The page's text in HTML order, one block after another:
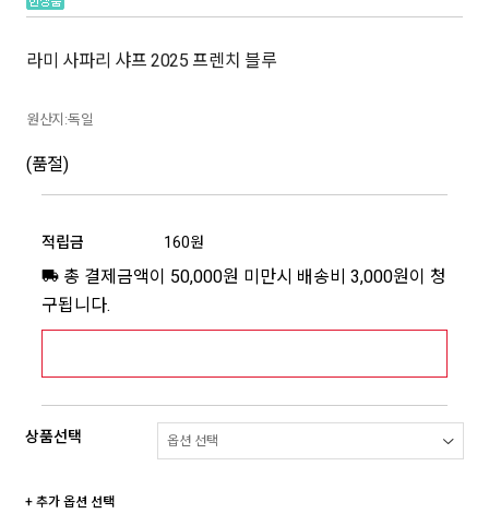
라미 사파리 샤프 2025 프렌치 블루
원산지:독일
(품절)
적립금 160원
총 결제금액이 50,000원 미만시 배송비 3,000원이 청
구됩니다.
상품선택
+ 추가 옵션 선택